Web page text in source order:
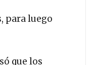
para luego
que los